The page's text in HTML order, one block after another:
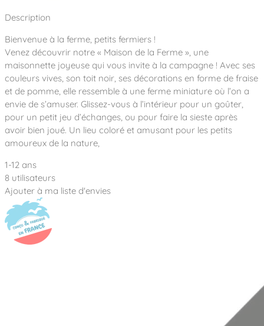
Nos engagements
Notre partenariat avec l’association Rêves de clown
Nos Garanties
Notre concept
Notre entreprise
Notre équipe
Nous rejoindre
Aires de jeux Bikini & Bermuda®
Tous nos jeux
Jeux inclusifs
Jeux recyclés
Nos univers
Sport & Fitness Sport&Co®
Agrès fitness
Parcours de santé
Stadium Arena
Street workout
Surfpark
Équipements sportifs
Mobilier & accessoires
Mobilier urbain
Accessoires ludiques
Nos clients
Collectivités
Architectes, Paysagistes-concepteurs
Camping et résidences de vacances
Notre expertise
Des aires intergénérationnelles de
Des aires de jeux pour tous les enfants
L’éco-conception de nos jeux
La végétalisation des cours d’école
Nos matériaux
Réalisations
Contact
Les questions fréquentes
Description
Bienvenue à la ferme, petits fermiers !
Venez découvrir notre « Maison de la Ferme », une
maisonnette joyeuse qui vous invite à la campagne ! Avec ses
couleurs vives, son toit noir, ses décorations en forme de fraise
et de pomme, elle ressemble à une ferme miniature où l’on a
envie de s’amuser. Glissez-vous à l’intérieur pour un goûter,
pour un petit jeu d’échanges, ou pour faire la sieste après
avoir bien joué. Un lieu coloré et amusant pour les petits
amoureux de la nature,
1-12 ans
8 utilisateurs
Ajouter à ma liste d'envies